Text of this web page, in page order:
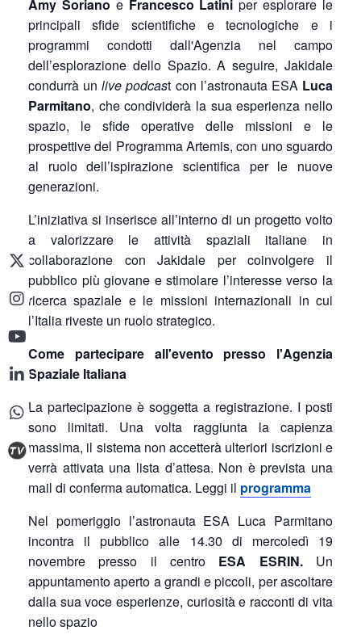
Amy Soriano e Francesco Latini per esplorare le
principali sfide scientifiche e tecnologiche e i
programmi condotti dall'Agenzia nel campo
dell’esplorazione dello Spazio. A seguire, Jakidale
condurrà unlive podcast con l’astronauta ESA Luca
Parmitano, che condividerà la sua esperienza nello
spazio, le sfide operative delle missioni e le
prospettive del Programma Artemis, con uno sguardo
al ruolo dell’ispirazione scientifica per le nuove
generazioni.
L’iniziativa si inserisce all’interno di un progetto volto
a valorizzare le attività spaziali italiane in
collaborazione con Jakidale per coinvolgere il
pubblico più giovane e stimolare l’interesse verso la
ricerca spaziale e le missioni internazionali in cui
l’Italia riveste un ruolo strategico.
Come partecipare all'evento presso l'Agenzia
Spaziale Italiana
La partecipazione è soggetta a registrazione. I posti
sono limitati. Una volta raggiunta la capienza
massima, il sistema non accetterà ulteriori iscrizioni e
verrà attivata una lista d’attesa. Non è prevista una
mail di conferma automatica. Leggi il programma
Nel pomeriggio l’astronauta ESA Luca Parmitano
incontra il pubblico alle 14.30 di mercoledì 19
novembre presso il centro ESA ESRIN. Un
appuntamento aperto a grandi e piccoli, per ascoltare
dalla sua voce esperienze, curiosità e racconti di vita
nello spazio